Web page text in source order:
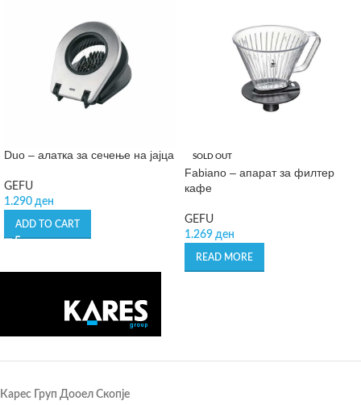
Duo – алатка за сечење на јајца
GEFU
1.290 ден
ADD TO CART
SOLD OUT
Fabiano – апарат за филтер
кафе
GEFU
1.269 ден
READ MORE
Карес Груп Дооел Скопје